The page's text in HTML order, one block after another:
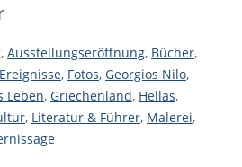
, Ausstellungseröffnung, Bücher,
Ereignisse, Fotos, Georgios Nilo,
Leben, Griechenland, Hellas,
, Literatur & Führer, Malerei,